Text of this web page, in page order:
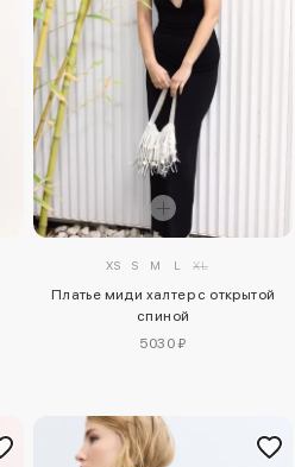
XS S M L XL
Платье миди халтер с открытой
спиной
5030 ₽